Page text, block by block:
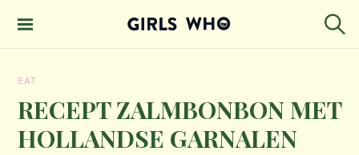
GIRLS WHO
c
h
EAT
RECEPT ZALMBONBON MET
HOLLANDSE GARNALEN